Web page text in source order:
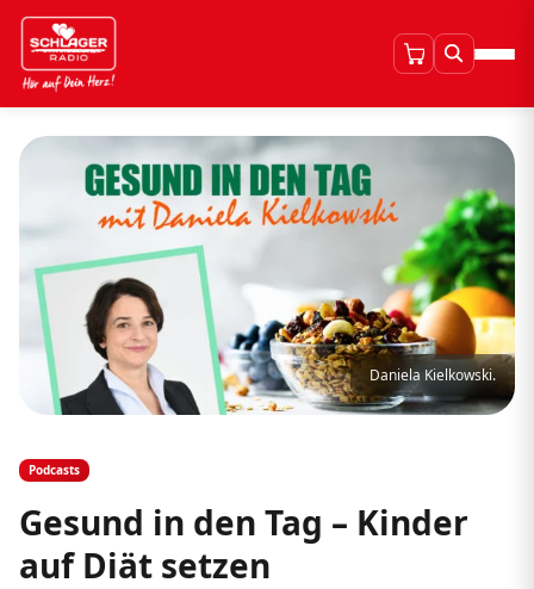
Daniela Kielkowski.
Podcasts
Gesund in den Tag – Kinder
auf Diät setzen